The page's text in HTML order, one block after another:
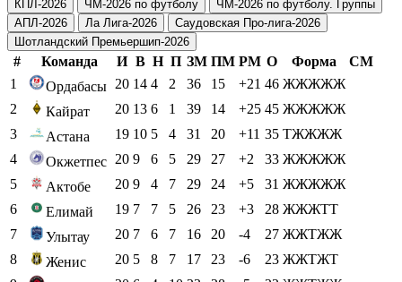
КПЛ-2026
ЧМ-2026 по футболу
ЧМ-2026 по футболу. Группы
АПЛ-2026
Ла Лига-2026
Саудовская Про-лига-2026
Шотландский Премьершип-2026
# Команда И В Н П ЗМ ПМ РМ О Форма
СМ
1
Ордабасы 20 14 4 2 36 15 +21 46 ЖЖЖЖЖ
2
Кайрат 20 13 6 1 39 14 +25 45 ЖЖЖЖЖ
3
Астана 19 10 5 4 31 20 +11 35 ТЖЖЖЖ
4
Окжетпес 20 9 6 5 29 27 +2 33 ЖЖЖЖЖ
5
Актобе 20 9 4 7 29 24 +5 31 ЖЖЖЖЖ
6
Елимай 19 7 7 5 26 23 +3 28 ЖЖЖТТ
7
Улытау 20 7 6 7 16 20 -4 27 ЖЖТЖЖ
8
Женис 20 5 8 7 17 23 -6 23 ЖЖТЖТ